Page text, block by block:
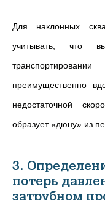
Для наклонных
учитывать, что
преимущественно
недостаточной
образует «дюну» из
3.
потерь
затрубном